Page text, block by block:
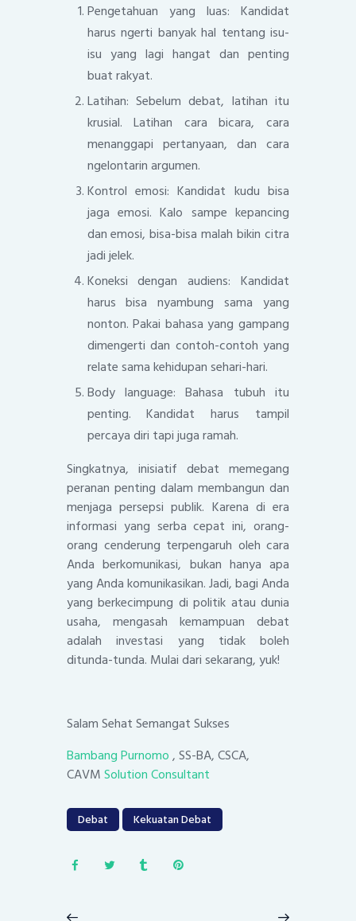
Pengetahuan yang luas: Kandidat
harus ngerti banyak hal tentang isu-
isu yang lagi hangat dan penting
buat rakyat.
Latihan: Sebelum debat, latihan itu
krusial. Latihan cara bicara, cara
menanggapi pertanyaan, dan cara
ngelontarin argumen.
Kontrol emosi: Kandidat kudu bisa
jaga emosi. Kalo sampe kepancing
dan emosi, bisa-bisa malah bikin citra
jadi jelek.
Koneksi dengan audiens: Kandidat
harus bisa nyambung sama yang
nonton. Pakai bahasa yang gampang
dimengerti dan contoh-contoh yang
relate sama kehidupan sehari-hari.
Body language: Bahasa tubuh itu
penting. Kandidat harus tampil
percaya diri tapi juga ramah.
Singkatnya, inisiatif debat memegang
peranan penting dalam membangun dan
menjaga persepsi publik. Karena di era
informasi yang serba cepat ini, orang-
orang cenderung terpengaruh oleh cara
Anda berkomunikasi, bukan hanya apa
yang Anda komunikasikan. Jadi, bagi Anda
yang berkecimpung di politik atau dunia
usaha, mengasah kemampuan debat
adalah investasi yang tidak boleh
ditunda-tunda. Mulai dari sekarang, yuk!
Salam Sehat Semangat Sukses
Bambang Purnomo, SS-BA, CSCA,
CAVMSolution Consultant
Debat Kekuatan Debat